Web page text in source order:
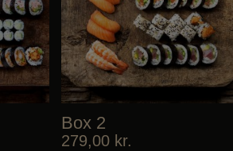
Box 2
279,00 kr.